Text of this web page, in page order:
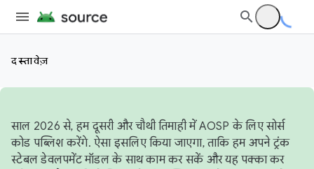
दस्तावेज़
साल 2026 से, हम दूसरी और चौथी तिमाही में AOSP के लिए सोर्स
कोड पब्लिश करेंगे. ऐसा इसलिए किया जाएगा, ताकि हम अपने ट्रंक
स्टेबल डेवलपमेंट मॉडल के साथ काम कर सकें और यह पक्का कर